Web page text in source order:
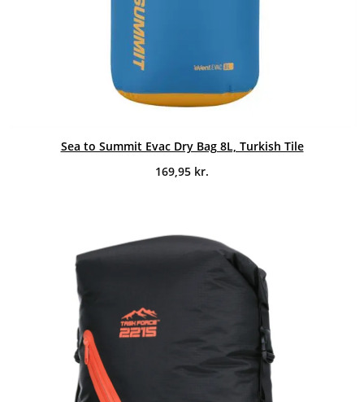
Sea to Summit Evac Dry Bag 8L, Turkish Tile
169,95 kr.